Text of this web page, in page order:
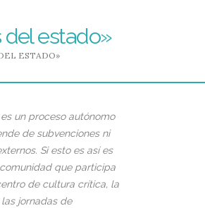
del estado»
ESTADO»
un proceso autónomo
de subvenciones ni
Si esto es así es
que participa
de cultura crítica, la
jornadas de